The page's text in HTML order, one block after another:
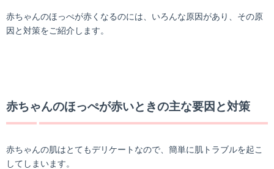
赤ちゃんのほっぺが赤くなるのには、いろんな原因があり、その原
因と対策をご紹介します。
赤ちゃんのほっぺが赤いときの主な要因と対策
赤ちゃんの肌はとてもデリケートなので、簡単に肌トラブルを起こ
してしまいます。